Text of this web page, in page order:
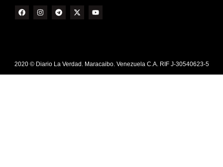
2020 © Diario La Verdad. Maracaibo. Venezuela C.A. RIF J-30540623-5